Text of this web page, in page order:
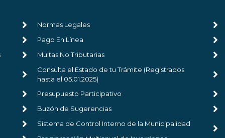
Normas Legales
Pago En Línea
Multas No Tributarias
Consulta el Estado de tu Trámite (Registrados
hasta el 05.01.2025)
Presupuesto Participativo
Buzón de Sugerencias
Sistema de Control Interno de la Municipalidad